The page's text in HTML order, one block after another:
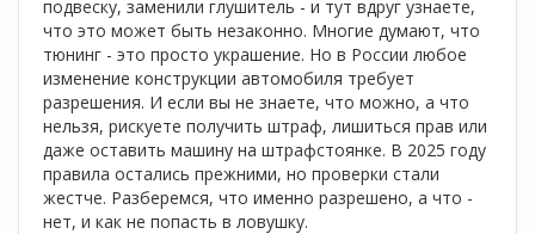
подвеску, заменили глушитель - и тут вдруг узнаете,
что это может быть незаконно. Многие думают, что
тюнинг - это просто украшение. Но в России любое
изменение конструкции автомобиля требует
разрешения. И если вы не знаете, что можно, а что
нельзя, рискуете получить штраф, лишиться прав или
даже оставить машину на штрафстоянке. В 2025 году
правила остались прежними, но проверки стали
жестче. Разберемся, что именно разрешено, а что -
нет, и как не попасть в ловушку.